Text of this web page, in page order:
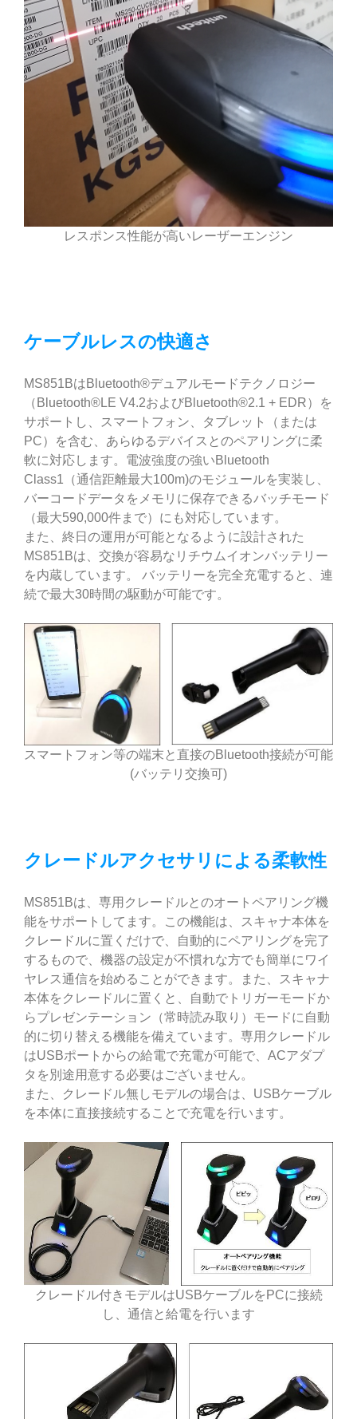
レスポンス性能が高いレーザーエンジン
ケーブルレスの快適さ
MS851BはBluetooth®デュアルモードテクノロジー
（Bluetooth®LE V4.2およびBluetooth®2.1 + EDR）を
サポートし、スマートフォン、タブレット（または
PC）を含む、あらゆるデバイスとのペアリングに柔
軟に対応します。電波強度の強いBluetooth
Class1（通信距離最大100m)のモジュールを実装し、
バーコードデータをメモリに保存できるバッチモード
（最大590,000件まで）にも対応しています。
また、終日の運用が可能となるように設計された
MS851Bは、交換が容易なリチウムイオンバッテリー
を内蔵しています。 バッテリーを完全充電すると、連
続で最大30時間の駆動が可能です。
スマートフォン等の端末と直接のBluetooth接続が可能
(バッテリ交換可)
クレードルアクセサリによる柔軟性
MS851Bは、専用クレードルとのオートペアリング機
能をサポートしてます。この機能は、スキャナ本体を
クレードルに置くだけで、自動的にペアリングを完了
するもので、機器の設定が不慣れな方でも簡単にワイ
ヤレス通信を始めることができます。また、スキャナ
本体をクレードルに置くと、自動でトリガーモードか
らプレゼンテーション（常時読み取り）モードに自動
的に切り替える機能を備えています。専用クレードル
はUSBポートからの給電で充電が可能で、ACアダプ
タを別途用意する必要はございません。
また、クレードル無しモデルの場合は、USBケーブル
を本体に直接接続することで充電を行います。
クレードル付きモデルはUSBケーブルをPCに接続
し、通信と給電を行います